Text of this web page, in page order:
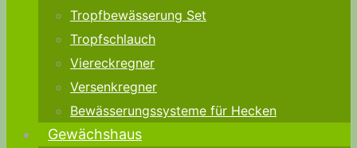
Tropfbewässerung Set
Tropfschlauch
Viereckregner
Versenkregner
Bewässerungssysteme für Hecken
Gewächshaus